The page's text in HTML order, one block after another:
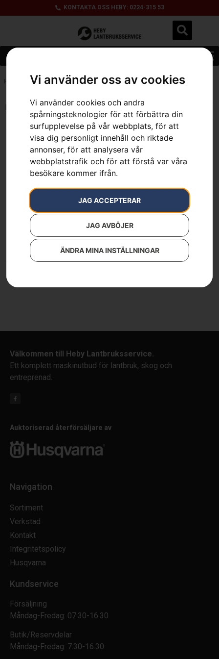
Vi använder oss av cookies
Vi använder cookies och andra
spårningsteknologier för att förbättra din
surfupplevelse på vår webbplats, för att
visa dig personligt innehåll och riktade
annonser, för att analysera vår
webbplatstrafik och för att förstå var våra
besökare kommer ifrån.
JAG ACCEPTERAR
JAG AVBÖJER
ÄNDRA MINA INSTÄLLNINGAR
KONTAKTA OSS HEBY: 0224-315 53
Hem Grammer Primo M stol (med elvärme) - P524X
Endast ett sökresultat
Grammer Primo M stol
Från15 900kr
Läs mer
Välkommen till Heby Lantbruksservice.
Ett komplett maskinutbud för lantbruk, skog och
entreprenad.
Auktoriserad återförsäljare av
Navigation
Sortiment
Verkstad
Kontakt
Integritetspolicy
Husqvarna
Kundservice
Försäljning
Måndag-Fredag: 07:30-16:30
Butik/Reservdelar
Måndag-Fredag: 7.30-16.30